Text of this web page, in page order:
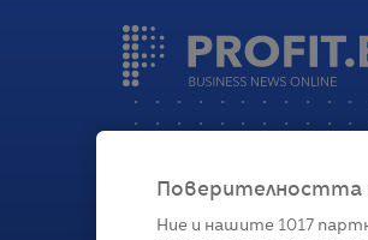
Поверителността
Ние и нашите 1017